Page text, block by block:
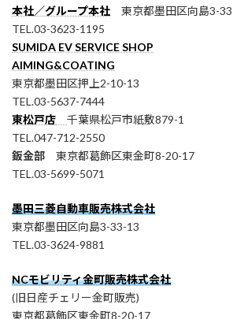
本社／グループ本社 東京都墨田区向島3-
TEL.03-3623-1195
SUMIDA EV SERVICE SHOP
AIMING&COATING
東京都墨田区押上2-10-13
TEL.03-5637-7444
東松戸店
千葉県松戸市紙敷879-1
TEL.047-712-2550
鈑金部 東京都葛飾区東金町8-20-17
TEL.03-5699-5071
墨田三菱自動車販売株式会社
東京都墨田区向島3-33-13
TEL.03-3624-9881
NCモビリティ金町販売株式会社
(旧日産チェリー金町販売)
東京都葛飾区東金町8-20-17